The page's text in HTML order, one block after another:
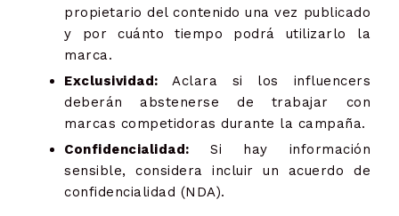
propietario del contenido una vez publicado
y por cuánto tiempo podrá utilizarlo la
marca.
Exclusividad: Aclara si los influencers
deberán abstenerse de trabajar con
marcas competidoras durante la campaña.
Confidencialidad: Si hay información
sensible, considera incluir un acuerdo de
confidencialidad (NDA).